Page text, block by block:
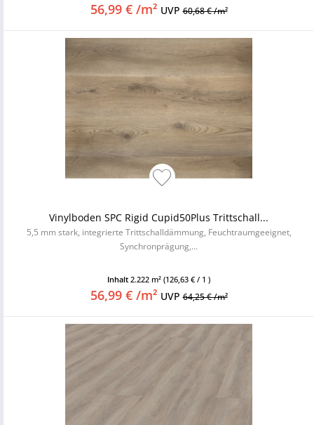
56,99 € /m² UVP60,68 € /m²
Vinylboden SPC Rigid Cupid50Plus Trittschall...
5,5 mm stark, integrierte Trittschalldämmung, Feuchtraumgeeignet,
Synchronprägung,...
Inhalt 2.222 m² (126,63 € / 1 )
56,99 € /m² UVP64,25 € /m²